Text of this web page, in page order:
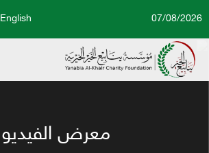
English 07/08/2026
معرض الفيديو